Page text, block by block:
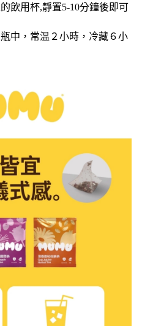
飲用杯,靜置5-10分鐘後即可
中，常温２小時，冷藏６小